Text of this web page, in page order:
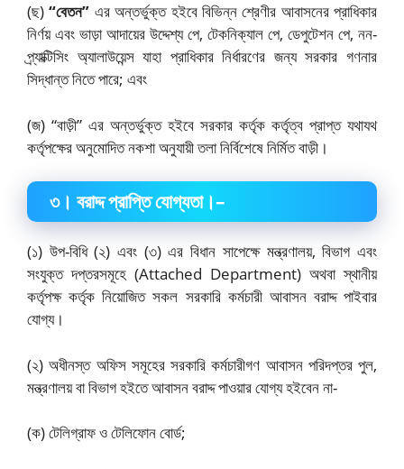
(ছ)“বেতন” এর অন্তর্ভুক্ত হইবে বিভিন্ন শ্রেণীর আবাসনের প্রাধিকার
নির্ণয় এবং ভাড়া আদায়ের উদ্দেশ্য পে, টেকনিক্যাল পে, ডেপুটেশন পে, নন-
প্র্যাক্টিসিং অ্যালাউয়েন্স যাহা প্রাধিকার নির্ধারণের জন্য সরকার গণনার
সিদ্ধান্ত নিতে পারে; এবং
(জ) “বাড়ী” এর অন্তর্ভুক্ত হইবে সরকার কর্তৃক কর্তৃত্ব প্রাপ্ত যথাযথ
কর্তৃপক্ষের অনুমোদিত নকশা অনুযায়ী তলা নির্বিশেষে নির্মিত বাড়ী।
৩। বরাদ্দ প্রাপ্তি যোগ্যতা।–
(১) উপ-বিধি (২) এবং (৩) এর বিধান সাপেক্ষে মন্ত্রণালয়, বিভাগ এবং
সংযুক্ত দপ্তরসমূহে (Attached Department) অথবা স্থানীয়
কর্তৃপক্ষ কর্তৃক নিয়োজিত সকল সরকারি কর্মচারী আবাসন বরাদ্দ পাইবার
যোগ্য।
(২) অধীনস্ত অফিস সমূহের সরকারি কর্মচারীগণ আবাসন পরিদপ্তর পুল,
মন্ত্রণালয় বা বিভাগ হইতে আবাসন বরাদ্দ পাওয়ার যোগ্য হইবেন না-
(ক) টেলিগ্রাফ ও টেলিফোন বোর্ড;